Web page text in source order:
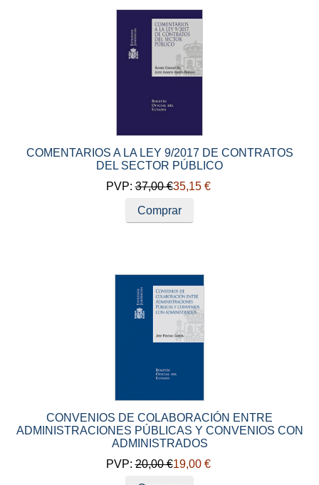
COMENTARIOS A LA LEY 9/2017 DE CONTRATOS
DEL SECTOR PÚBLICO
PVP:37,00 €35,15 €
Comprar
CONVENIOS DE COLABORACIÓN ENTRE
ADMINISTRACIONES PÚBLICAS Y CONVENIOS CON
ADMINISTRADOS
PVP:20,00 €19,00 €